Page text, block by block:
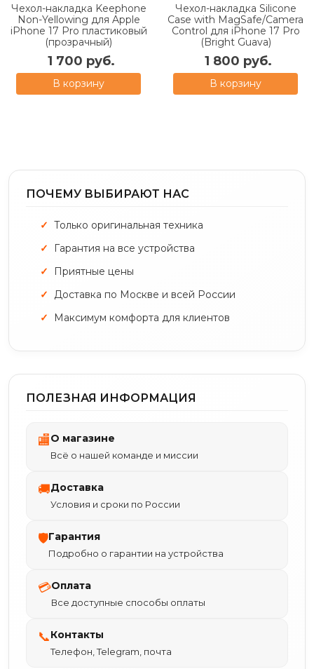
Чехол-накладка Keephone
Non-Yellowing для Apple
iPhone 17 Pro пластиковый
(прозрачный)
1 700 руб.
В корзину
Чехол-накладка Silicone
Case with MagSafe/Camera
Control для iPhone 17 Pro
(Bright Guava)
1 800 руб.
В корзину
ПОЧЕМУ ВЫБИРАЮТ НАС
Только оригинальная техника
Гарантия на все устройства
Приятные цены
Доставка по Москве и всей России
Максимум комфорта для клиентов
ПОЛЕЗНАЯ ИНФОРМАЦИЯ
🏬О магазине
Всё о нашей команде и миссии
🚚Доставка
Условия и сроки по России
🛡Гарантия
Подробно о гарантии на устройства
💳Оплата
Все доступные способы оплаты
📞Контакты
Телефон, Telegram, почта